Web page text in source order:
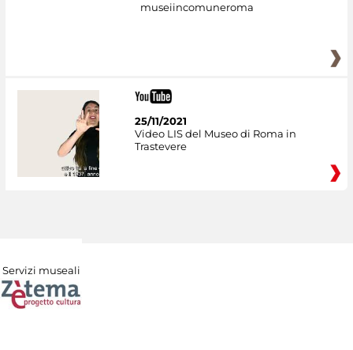
museiincomuneroma
25/11/2021
Video LIS del Museo di Roma in
Trastevere
Servizi museali